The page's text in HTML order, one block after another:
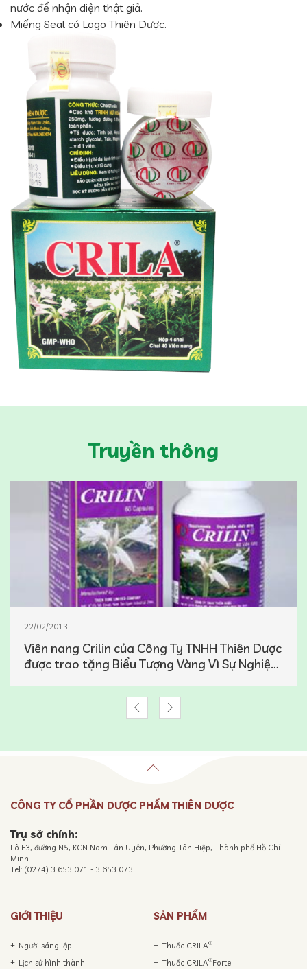
nước để nhận diện thật giả.
Miếng Seal có Logo Thiên Dược.
Truyền thông
22/02/2013
Viên nang Crilin của Công Ty TNHH Thiên Dược
được trao tặng Biểu Tượng Vàng Vì Sự Nghiệp
CÔNG TY CỔ PHẦN DƯỢC PHẨM THIÊN DƯỢC
Trụ sở chính:
Lô F3, đường N5, KCN Nam Tân Uyên, Phường Tân Hiệp, Thành phố Hồ Chí
Minh
Tel: (0274) 3 653 071 - 3 653 073
GIỚI THIỆU
Người sáng lập
Lịch sử hình thành
SẢN PHẨM
Thuốc CRILA®
Thuốc CRILA®Forte